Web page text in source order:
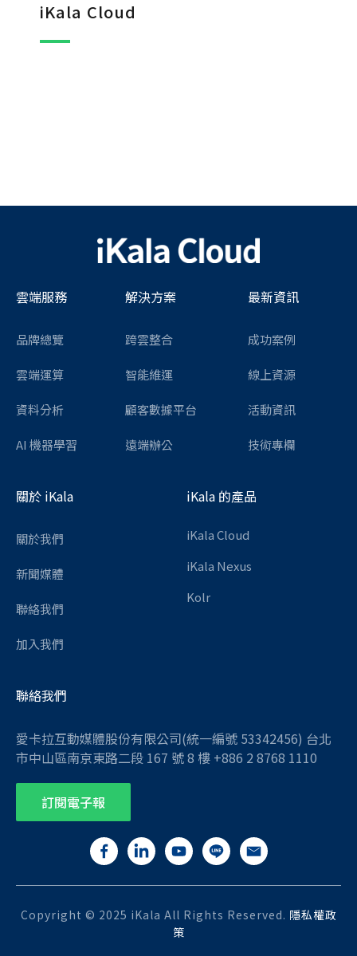
iKala Cloud
雲端服務
品牌總覽
雲端運算
資料分析
AI 機器學習
解決方案
跨雲整合
智能維運
顧客數據平台
遠端辦公
最新資訊
成功案例
線上資源
活動資訊
技術專欄
關於 iKala
關於我們
新聞媒體
聯絡我們
加入我們
iKala 的產品
iKala Cloud
iKala Nexus
Kolr
聯絡我們
愛卡拉互動媒體股份有限公司(統一編號 53342456) 台北
市中山區南京東路二段 167 號 8 樓 +886 2 8768 1110
訂閱電子報
Copyright © 2025 iKala All Rights Reserved. 隱私權政
策